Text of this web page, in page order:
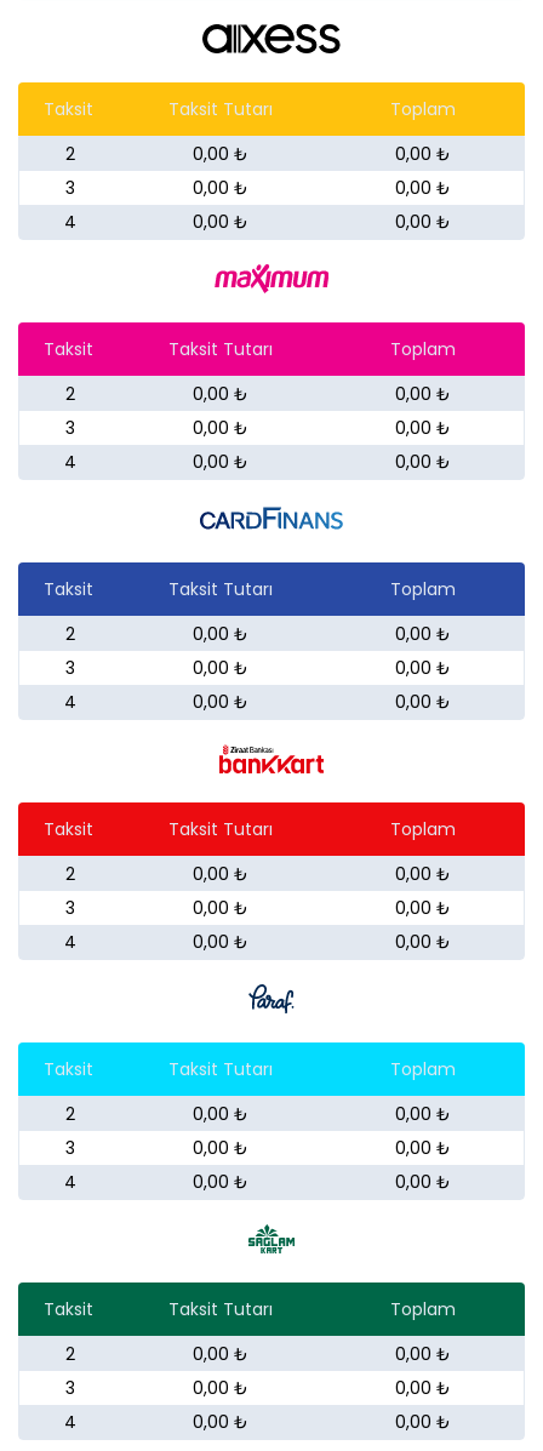
Taksit Taksit Tutarı
Toplam
2
0,00 ₺
0,00 ₺
3
0,00 ₺
0,00 ₺
4
0,00 ₺ 0,00 ₺
Taksit Taksit Tutarı
Toplam
2
0,00 ₺
0,00 ₺
3
0,00 ₺
0,00 ₺
4
0,00 ₺ 0,00 ₺
Taksit Taksit Tutarı
Toplam
2
0,00 ₺
0,00 ₺
3
0,00 ₺
0,00 ₺
4
0,00 ₺ 0,00 ₺
Taksit Taksit Tutarı
Toplam
2
0,00 ₺
0,00 ₺
3
0,00 ₺
0,00 ₺
4
0,00 ₺ 0,00 ₺
Taksit Taksit Tutarı
Toplam
2
0,00 ₺
0,00 ₺
3
0,00 ₺
0,00 ₺
4
0,00 ₺ 0,00 ₺
Taksit Taksit Tutarı
Toplam
2
0,00 ₺
0,00 ₺
3
0,00 ₺
0,00 ₺
4
0,00 ₺ 0,00 ₺